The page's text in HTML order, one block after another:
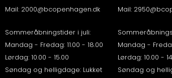
Mail: 2000@bcopenhagen.dk
Sommeråbningstider i juli:
Mandag - Fredag: 11.00 - 18.00
Lørdag: 10.00 - 15.00
Søndag og helligdage: Lukket
Mail:
Mandag -
Lørdag: 10.00 -
Søndag og